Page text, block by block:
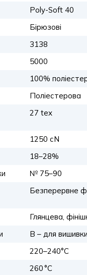
Poly-Soft 40
Бірюзові
3138
5000
100%
Поліестерова
27 tex
1250 сN
18–28%
№ 75–90
Безперервне
Глянцева,
B – для вишивки
220–240°C
260 °C